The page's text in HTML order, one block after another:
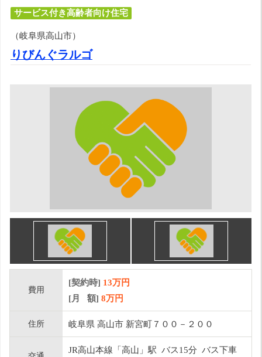
サービス付き高齢者向け住宅
（岐阜県高山市）
りびんぐラルゴ
費用
[契約時] 13万円
[月 額] 8万円
住所 岐阜県 高山市 新宮町７００－２００
JR高山本線「高山」駅 バス15分 バス下車